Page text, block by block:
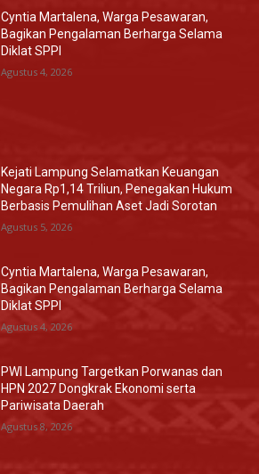
Cyntia Martalena, Warga Pesawaran,
Bagikan Pengalaman Berharga Selama
Diklat SPPI
Agustus 4, 2026
Kejati Lampung Selamatkan Keuangan
Negara Rp1,14 Triliun, Penegakan Hukum
Berbasis Pemulihan Aset Jadi Sorotan
Agustus 5, 2026
Cyntia Martalena, Warga Pesawaran,
Bagikan Pengalaman Berharga Selama
Diklat SPPI
Agustus 4, 2026
PWI Lampung Targetkan Porwanas dan
HPN 2027 Dongkrak Ekonomi serta
Pariwisata Daerah
Agustus 8, 2026